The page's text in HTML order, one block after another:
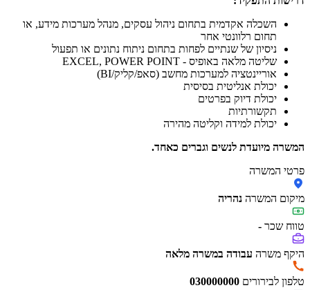
השכלה אקדמית בתחום ניהול עסקים, מנהל מערכות מידע, או
תחום רלוונטי אחר
ניסיון של שנתיים לפחות בתחום ניתוח נתונים או תפעול
שליטה מלאה באופיס - EXCEL, POWER POINT
אוריינטציה למערכות מחשב (סאפ/קליק/BI)
יכולת אנליטית בסיסית
יכולת דיוק בפרטים
תקשורתיות
יכולת למידה וקליטה מהירה
המשרה מיועדת לנשים וגברים כאחד.
פרטי המשרה
מיקום המשרה נהריה
טווח שכר -
היקף משרה עבודה במשרה מלאה
טלפון לבירורים 030000000